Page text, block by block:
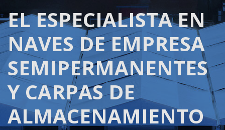
EL ESPECIALISTA EN
NAVES DE EMPRESA
SEMIPERMANENTES
Y CARPAS DE
ALMACENAMIENTO